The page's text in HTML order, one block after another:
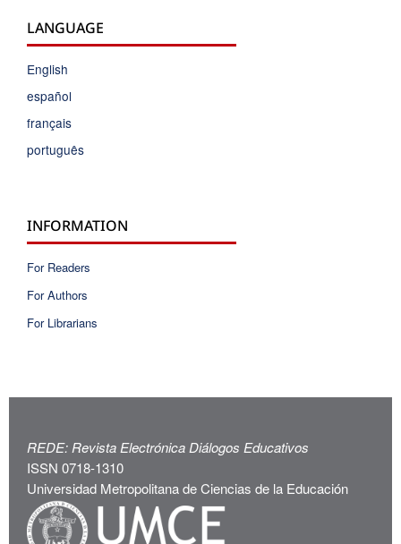
LANGUAGE
English
español
français
português
INFORMATION
For Readers
For Authors
For Librarians
REDE: Revista Electrónica Diálogos Educativos
ISSN 0718-1310
Universidad Metropolitana de Ciencias de la Educación